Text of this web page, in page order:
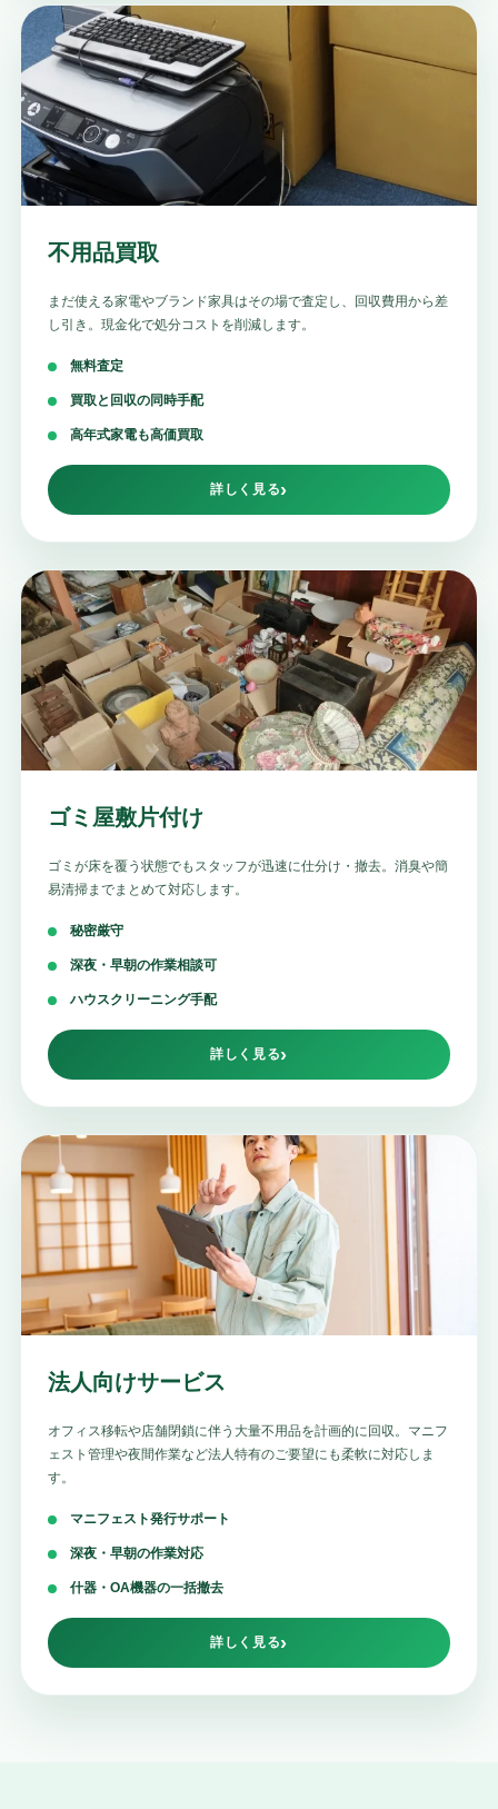
不用品買取
まだ使える家電やブランド家具はその場で査定し、回収費用から差
し引き。現金化で処分コストを削減します。
無料査定
買取と回収の同時手配
高年式家電も高価買取
詳しく見る
ゴミ屋敷片付け
ゴミが床を覆う状態でもスタッフが迅速に仕分け・撤去。消臭や簡
易清掃までまとめて対応します。
秘密厳守
深夜・早朝の作業相談可
ハウスクリーニング手配
詳しく見る
法人向けサービス
オフィス移転や店舗閉鎖に伴う大量不用品を計画的に回収。マニフ
ェスト管理や夜間作業など法人特有のご要望にも柔軟に対応しま
す。
マニフェスト発行サポート
深夜・早朝の作業対応
什器・OA機器の一括撤去
詳しく見る